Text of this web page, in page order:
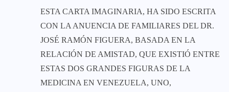
ESTA CARTA IMAGINARIA, HA SIDO ESCRITA
CON LA ANUENCIA DE FAMILIARES DEL DR.
JOSÉ RAMÓN FIGUERA, BASADA EN LA
RELACIÓN DE AMISTAD, QUE EXISTIÓ ENTRE
ESTAS DOS GRANDES FIGURAS DE LA
MEDICINA EN VENEZUELA, UNO,